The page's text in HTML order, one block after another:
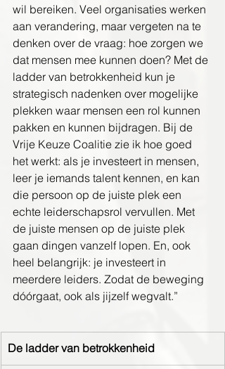
wil bereiken. Veel organisaties werken
aan verandering, maar vergeten na te
denken over de vraag: hoe zorgen we
dat mensen mee kunnen doen? Met de
ladder van betrokkenheid kun je
strategisch nadenken over mogelijke
plekken waar mensen een rol kunnen
pakken en kunnen bijdragen. Bij de
Vrije Keuze Coalitie zie ik hoe goed
het werkt: als je investeert in mensen,
leer je iemands talent kennen, en kan
die persoon op de juiste plek een
echte leiderschapsrol vervullen. Met
de juiste mensen op de juiste plek
gaan dingen vanzelf lopen. En, ook
heel belangrijk: je investeert in
meerdere leiders. Zodat de beweging
dóórgaat, ook als jijzelf wegvalt.”
De ladder van betrokkenheid